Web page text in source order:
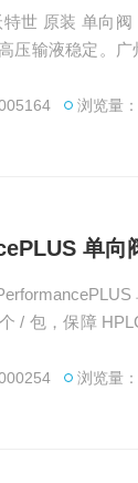
世 原装 单向
压输液稳定。
浏览量
单向
/ 包，保障
浏览量